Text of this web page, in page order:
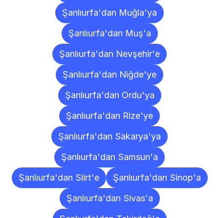
Şanlıurfa'dan Muğla'ya
Şanlıurfa'dan Muş'a
Şanlıurfa'dan Nevşehir'e
Şanlıurfa'dan Niğde'ye
Şanlıurfa'dan Ordu'ya
Şanlıurfa'dan Rize'ye
Şanlıurfa'dan Sakarya'ya
Şanlıurfa'dan Samsun'a
Şanlıurfa'dan Siirt'e
Şanlıurfa'dan Sinop'a
Şanlıurfa'dan Sivas'a